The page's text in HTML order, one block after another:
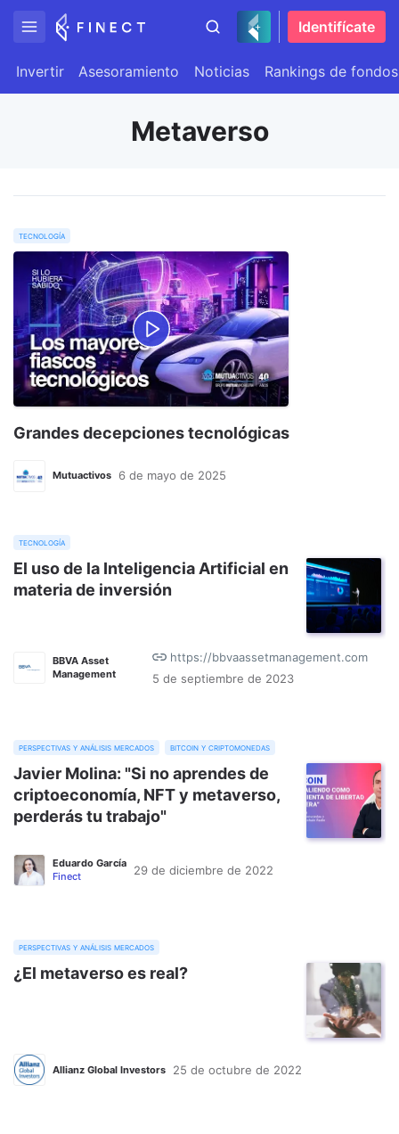
Identifícate
Invertir Asesoramiento Noticias Rankings de fondos
Metaverso
tecnología
Grandes decepciones tecnológicas
Mutuactivos 6 de mayo de 2025
tecnología
El uso de la Inteligencia Artificial en
materia de inversión
BBVA Asset
Management
https://bbvaassetmanagement.com
5 de septiembre de 2023
perspectivas y análisis mercados bitcoin y criptomonedas
Javier Molina: "Si no aprendes de
criptoeconomía, NFT y metaverso,
perderás tu trabajo"
Eduardo García
Finect
29 de diciembre de 2022
perspectivas y análisis mercados
¿El metaverso es real?
Allianz Global Investors 25 de octubre de 2022